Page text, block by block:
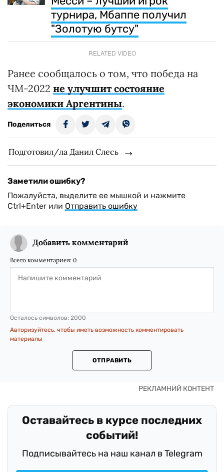
турнира, Мбаппе получил
"Золотую бутсу"
RELATED VIDEO
Ранее сообщалось о том, что победа на
ЧМ-2022 не улучшит состояние
экономики Аргентины.
Поделиться
Подготовил/ла Данил Слесь
Заметили ошибку?
Пожалуйста, выделите ее мышкой и нажмите
Ctrl+Enter или Отправить ошибку
Добавить комментарий
Всего комментариев: 0
Осталось символов: 2000
Авторизуйтесь, чтобы иметь возможность комментировать
материалы
ОТПРАВИТЬ
Оставайтесь в курсе последних
событий!
Подписывайтесь на наш канал в Telegram